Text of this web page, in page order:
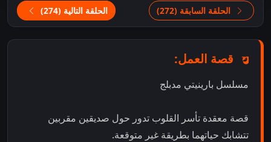
الحلقة السابقة (272) الحلقة التالية (274)
قصة العمل:
مسلسل بارينيتي مدبلج
قصة معقدة تأسر القلوب تدور حول صديقين مقربين
تتشابك حياتهما بطريقة غير متوقعة.